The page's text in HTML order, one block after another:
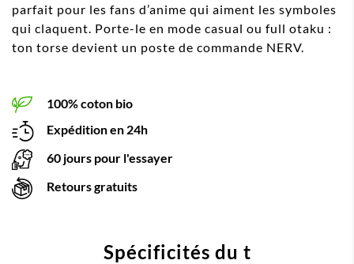
parfait pour les fans d’anime qui aiment les symboles
qui claquent. Porte-le en mode casual ou full otaku :
ton torse devient un poste de commande NERV.
100% coton bio
Expédition en 24h
60 jours pour l'essayer
Retours gratuits
Spécificités du t